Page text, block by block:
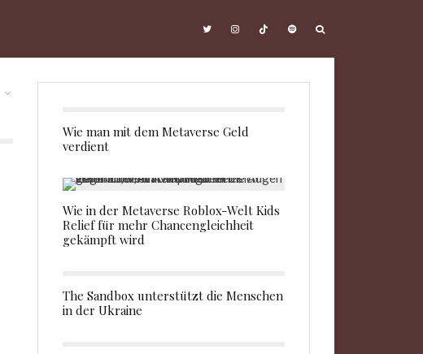
Wie man mit dem Metaverse Geld
verdient
Wie in der Metaverse Roblox-Welt Kids
Relief für mehr Chancengleichheit
gekämpft wird
The Sandbox unterstützt die Menschen
in der Ukraine